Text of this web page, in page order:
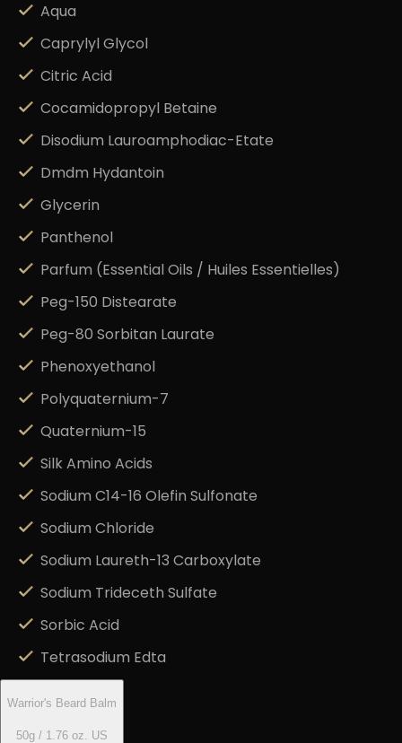
Aqua
Caprylyl Glycol
Citric Acid
Cocamidopropyl Betaine
Disodium Lauroamphodiac-Etate
Dmdm Hydantoin
Glycerin
Panthenol
Parfum (Essential Oils / Huiles Essentielles)
Peg-150 Distearate
Peg-80 Sorbitan Laurate
Phenoxyethanol
Polyquaternium-7
Quaternium-15
Silk Amino Acids
Sodium C14-16 Olefin Sulfonate
Sodium Chloride
Sodium Laureth-13 Carboxylate
Sodium Trideceth Sulfate
Sorbic Acid
Tetrasodium Edta
Warrior's Beard Balm
50g / 1.76 oz. US